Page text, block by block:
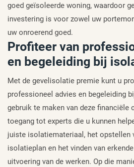
goed geïsoleerde woning, waardoor
investering is voor zowel uw
uw onroerend goed.
Profiteer van
en begeleiding bij
Met de gevelisolatie premie kunt u
professioneel advies en begeleiding
gebruik te maken van deze financiële
toegang tot experts die u kunnen
juiste isolatiemateriaal, het opstellen
isolatieplan en het vinden van
uitvoering van de werken. Op die